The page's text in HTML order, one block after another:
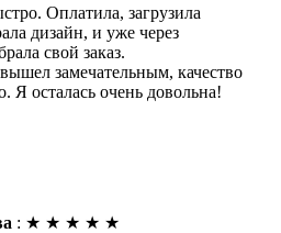
Оплатила, загрузила
дизайн, и уже через
свой заказ.
замечательным, качество
Я осталась очень довольна!
: ★ ★ ★ ★ ★